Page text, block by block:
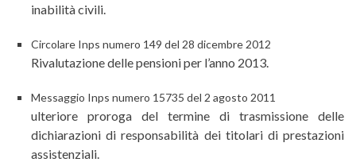
inabilità civili.
Circolare Inps numero 149 del 28 dicembre 2012
Rivalutazione delle pensioni per l’anno 2013.
Messaggio Inps numero 15735 del 2 agosto 2011
ulteriore proroga del termine di trasmissione delle
dichiarazioni di responsabilità dei titolari di prestazioni
assistenziali.